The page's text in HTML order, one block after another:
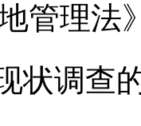
管理法
状调查